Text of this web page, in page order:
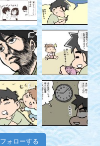
フォローする